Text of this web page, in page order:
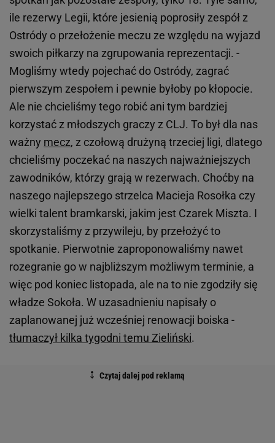
ile rezerwy Legii, które jesienią poprosiły zespół z
Ostródy o przełożenie meczu ze względu na wyjazd
swoich piłkarzy na zgrupowania reprezentacji. -
Mogliśmy wtedy pojechać do Ostródy, zagrać
pierwszym zespołem i pewnie byłoby po kłopocie.
Ale nie chcieliśmy tego robić ani tym bardziej
korzystać z młodszych graczy z CLJ. To był dla nas
ważny mecz, z czołową drużyną trzeciej ligi, dlatego
chcieliśmy poczekać na naszych najważniejszych
zawodników, którzy grają w rezerwach. Choćby na
naszego najlepszego strzelca Macieja Rosołka czy
wielki talent bramkarski, jakim jest Czarek Miszta. I
skorzystaliśmy z przywileju, by przełożyć to
spotkanie. Pierwotnie zaproponowaliśmy nawet
rozegranie go w najbliższym możliwym terminie, a
więc pod koniec listopada, ale na to nie zgodziły się
władze Sokoła. W uzasadnieniu napisały o
zaplanowanej już wcześniej renowacji boiska -
tłumaczył kilka tygodni temu Zieliński.